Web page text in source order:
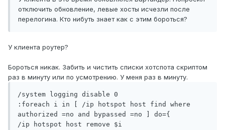
отключить обновление, левые хосты исчезли после
перелогина. Кто нибуть знает как с этим бороться?
У клиента роутер?
Бороться никак. Забить и чистить списки хотспота скриптом
раз в минуту или по усмотрению. У меня раз в минуту.
/system logging disable 0
:foreach i in [ /ip hotspot host find where
authorized =no and bypassed =no ] do={
/ip hotspot host remove $i